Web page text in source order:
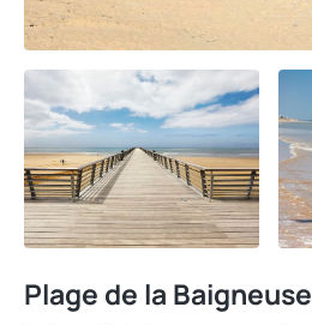
Plage de la Baigneuse